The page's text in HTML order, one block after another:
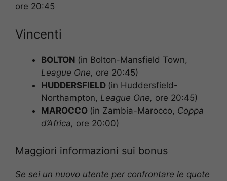
ore 20:45
Vincenti
BOLTON (in Bolton-Mansfield Town,
League One, ore 20:45)
HUDDERSFIELD (in Huddersfield-
Northampton, League One, ore 20:45)
MAROCCO (in Zambia-Marocco, Coppa
d’Africa, ore 20:00)
Maggiori informazioni sui bonus
Se sei un nuovo utente per confrontare le quote